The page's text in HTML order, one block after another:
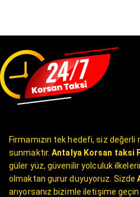
Firmamızın tek hedefi, siz
sunmaktır.Antalya Korsan taksi
güler yüz, güvenilir yolculuk
olmaktan gurur duyuyoruz. Sizde
arıyorsanız bizimle iletişime geçin.